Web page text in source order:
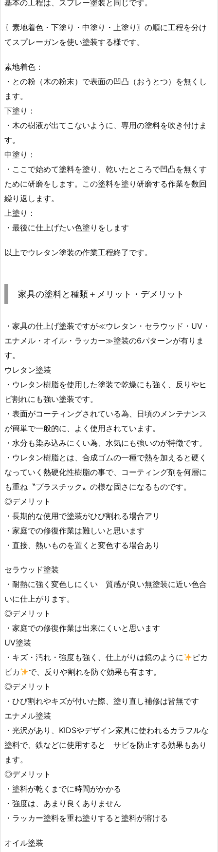
基本の工程は、スプレー塗装と同じです。
〖素地着色・下塗り・中塗り・上塗り〗の順に工程を分け
てスプレーガンを使い塗装する様です。
素地着色：
・との粉（木の粉末）で表面の凹凸（おうとつ）を無くし
ます。
下塗り：
・木の樹液が出てこないように、専用の塗料を吹き付けま
す。
中塗り：
・ここで始めて塗料を塗り、乾いたところで凹凸を無くす
ために研磨をします。この塗料を塗り研磨する作業を数回
繰り返します。
上塗り：
・最後に仕上げたい色塗りをします
以上でウレタン塗装の作業工程終了です。
家具の塗料と種類＋メリット・デメリット
・家具の仕上げ塗装ですが≪ウレタン・セラウッド・UV・
エナメル・オイル・ラッカー≫塗装の6パターンが有りま
す。
ウレタン塗装
・ウレタン樹脂を使用した塗装で乾燥にも強く、反りやヒ
ビ割れにも強い塗装です。
・表面がコーティングされている為、日頃のメンテナンス
が簡単で一般的に、よく使用されています。
・水分も染み込みにくい為、水気にも強いのが特徴です。
・ウレタン樹脂とは、合成ゴムの一種で熱を加えると硬く
なっていく熱硬化性樹脂の事で、コーティング剤を何層に
も重ね〝プラスチック〟の様な固さになるものです。
◎デメリット
・長期的な使用で塗装がひび割れる場合アリ
・家庭での修復作業は難しいと思います
・直接、熱いものを置くと変色する場合あり
セラウッド塗装
・耐熱に強く変色しにくい 質感が良い無塗装に近い色合
いに仕上がります。
◎デメリット
・家庭での修復作業は出来にくいと思います
UV塗装
・キズ・汚れ・強度も強く、仕上がりは鏡のように
ピカ
ピカ
で、反りや割れを防ぐ効果も有ます。
◎デメリット
・ひび割れやキズが付いた際、塗り直し補修は皆無です
エナメル塗装
・光沢があり、KIDSやデザイン家具に使われるカラフルな
塗料で、鉄などに使用すると サビを防止する効果もあり
ます。
◎デメリット
・塗料が乾くまでに時間がかかる
・強度は、あまり良くありません
・ラッカー塗料を重ね塗りすると塗料が溶ける
オイル塗装